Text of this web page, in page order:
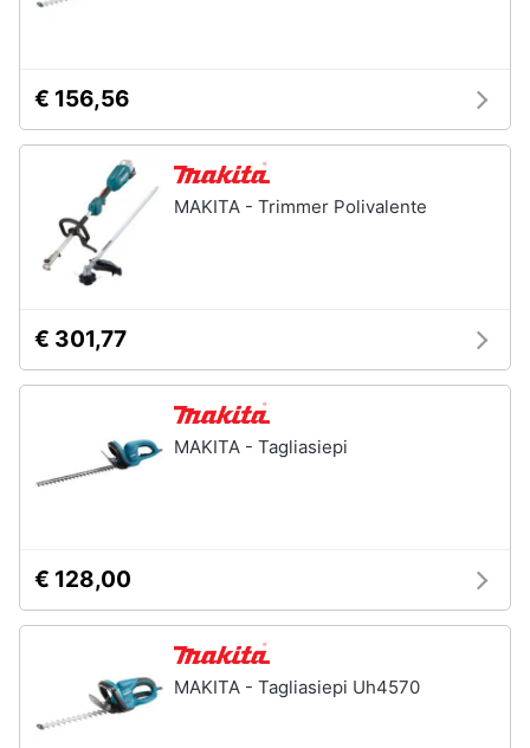
€ 156,56
MAKITA - Trimmer Polivalente
€ 301,77
MAKITA - Tagliasiepi
€ 128,00
MAKITA - Tagliasiepi Uh4570